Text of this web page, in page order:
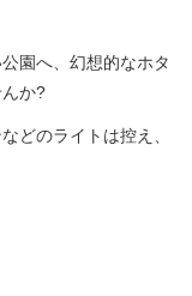
園へ、幻想的なホタ
か?
どのライトは控え、